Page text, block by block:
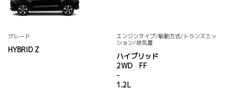
グレード
HYBRID Z
エンジンタイプ/駆動方式/ トランスミッ
ション/排気量
ハイブリッド
2WD FF
-
1.2L